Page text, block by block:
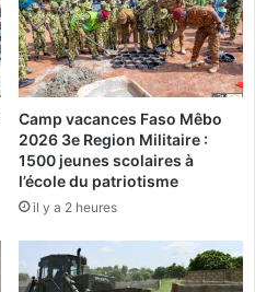
Camp vacances Faso Mêbo
2026 3e Region Militaire :
1500 jeunes scolaires à
l’école du patriotisme
il y a 2 heures